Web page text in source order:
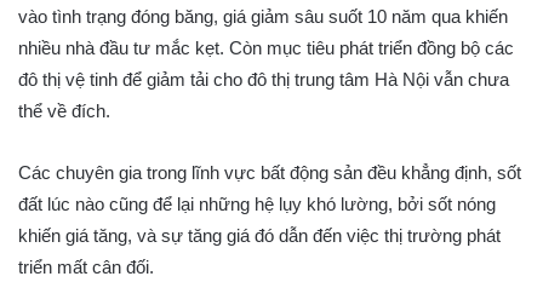
vào tình trạng đóng băng, giá giảm sâu suốt 10 năm qua khiến
nhiều nhà đầu tư mắc kẹt. Còn mục tiêu phát triển đồng bộ các
đô thị vệ tinh để giảm tải cho đô thị trung tâm Hà Nội vẫn chưa
thể về đích.
Các chuyên gia trong lĩnh vực bất động sản đều khẳng định, sốt
đất lúc nào cũng để lại những hệ lụy khó lường, bởi sốt nóng
khiến giá tăng, và sự tăng giá đó dẫn đến việc thị trường phát
triển mất cân đối.